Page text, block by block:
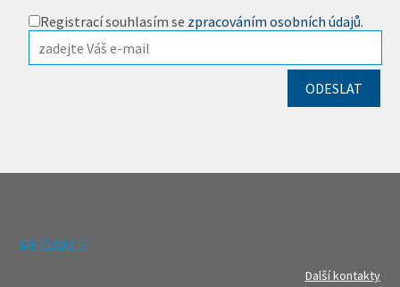
Registrací souhlasím se zpracováním osobních údajů.
REDAKCE
Další kontakty